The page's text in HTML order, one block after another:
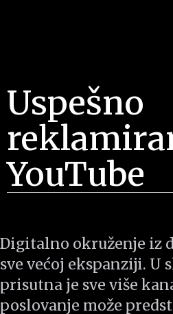
Uspešno
YouTube
Digitalno okruženje iz
sve većoj ekspanziji. U
prisutna je sve više
poslovanje može